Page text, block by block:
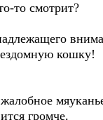
то смотрит?
кошку!
громче.